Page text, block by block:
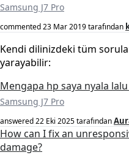
Samsung J7 Pro
commented23 Mar 2019tarafından
Kendi dilinizdeki tüm
yarayabilir:
Mengapa hp saya nyala
Samsung J7 Pro
answered22 Eki 2025tarafından
How can I fix an
damage?